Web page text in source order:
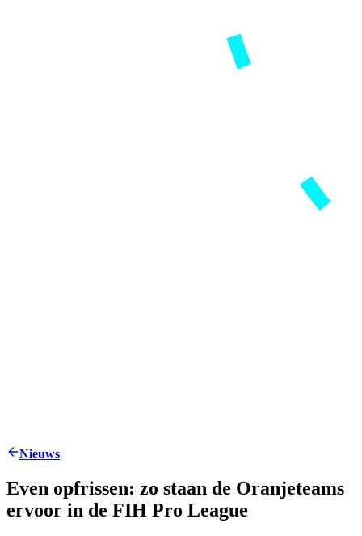
Nieuws
Even opfrissen: zo staan de Oranjeteams
ervoor in de FIH Pro League